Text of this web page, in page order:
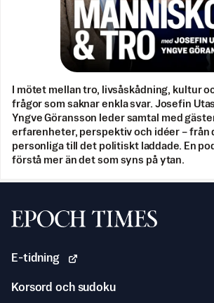
I mötet mellan tro, livsåskådning, kultur
frågor som saknar enkla svar. Josefin
Yngve Göransson leder samtal med
erfarenheter, perspektiv och idéer – från
personliga till det politiskt laddade. En
förstå mer än det som syns på ytan.
Svenska Epoch Times
E-tidning
Korsord och sudoku